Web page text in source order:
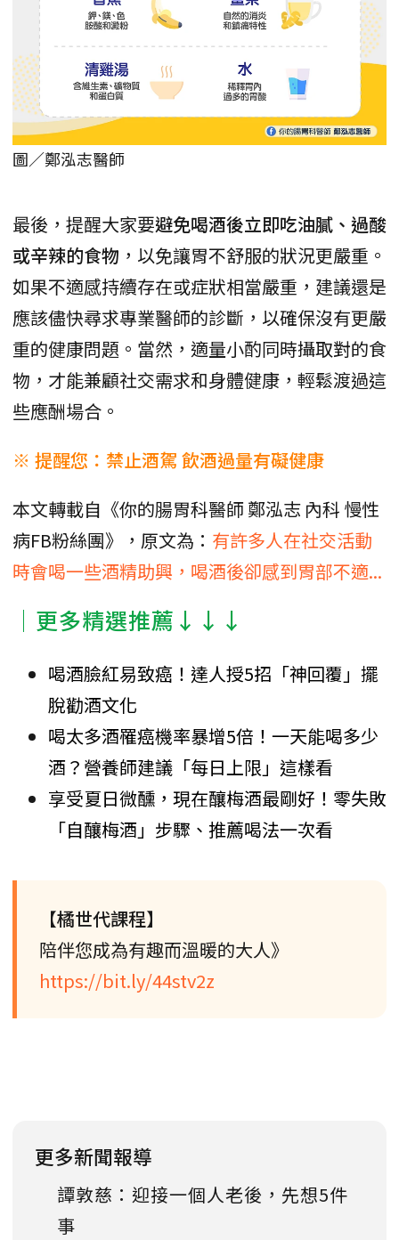
圖／鄭泓志醫師
最後，提醒大家要避免喝酒後立即吃油膩、過酸
或辛辣的食物 ，以免讓胃不舒服的狀況更嚴重。
如果不適感持續存在或症狀相當嚴重，建議還是
應該儘快尋求專業醫師的診斷，以確保沒有更嚴
重的健康問題。當然，適量小酌同時攝取對的食
物，才能兼顧社交需求和身體健康，輕鬆渡過這
些應酬場合。
※ 提醒您：禁止酒駕 飲酒過量有礙健康
本文轉載自《你的腸胃科醫師 鄭泓志 內科 慢性
病FB粉絲團》，原文為： 有許多人在社交活動
時會喝一些酒精助興，喝酒後卻感到胃部不適...
│更多精選推薦↓↓↓
喝酒臉紅易致癌！達人授5招「神回覆」擺
脫勸酒文化
喝太多酒罹癌機率暴增5倍！一天能喝多少
酒？營養師建議「每日上限」這樣看
享受夏日微醺，現在釀梅酒最剛好！零失敗
「自釀梅酒」步驟、推薦喝法一次看
【橘世代課程】
陪伴您成為有趣而溫暖的大人》
https://bit.ly/44stv2z
更多新聞報導
譚敦慈：迎接一個人老後，先想5件
事